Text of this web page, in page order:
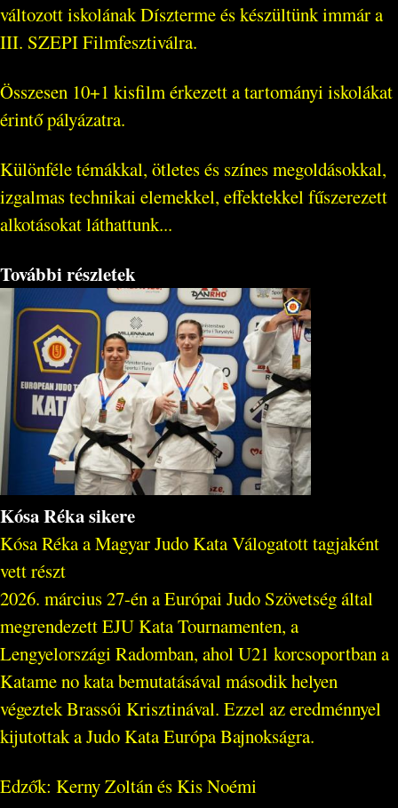
változott iskolának Díszterme és készültünk immár a
III. SZEPI Filmfesztiválra.
Összesen 10+1 kisfilm érkezett a tartományi iskolákat
érintő pályázatra.
Különféle témákkal, ötletes és színes megoldásokkal,
izgalmas technikai elemekkel, effektekkel fűszerezett
alkotásokat láthattunk...
További részletek
Kósa Réka sikere
Kósa Réka a Magyar Judo Kata Válogatott tagjaként
vett részt
2026. március 27-én a Európai Judo Szövetség által
megrendezett EJU Kata Tournamenten, a
Lengyelországi Radomban, ahol U21 korcsoportban a
Katame no kata bemutatásával második helyen
végeztek Brassói Krisztinával. Ezzel az eredménnyel
kijutottak a Judo Kata Európa Bajnokságra.
Edzők: Kerny Zoltán és Kis Noémi